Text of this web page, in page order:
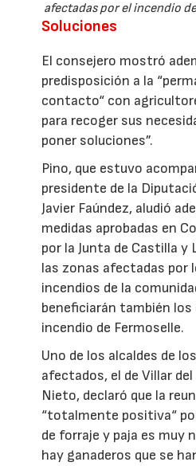
afectadas por el incendio
Soluciones
El consejero mostró
predisposición a la
contacto“ con
para recoger sus
poner soluciones”.
Pino, que estuvo
presidente de la
Javier Faúndez, aludió
medidas aprobadas en
por la Junta de Castilla y
las zonas afectadas por
incendios de la
beneficiarán también los
incendio de Fermoselle.
Uno de los alcaldes de
afectados, el de Villar del
Nieto, declaró que la
“totalmente positiva“
de forraje y paja es muy
hay ganaderos que se